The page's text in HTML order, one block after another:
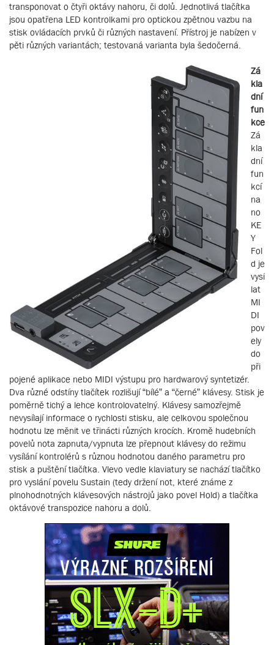
transponovat o čtyři oktávy nahoru, či dolů. Jednotlivá tlačítka
jsou opatřena LED kontrolkami pro optickou zpětnou vazbu na
stisk ovládacích prvků či různých nastavení. Přístroj je nabízen v
pěti různých variantách; testovaná varianta byla šedočerná.
Zá
kla
dní
fun
kce
Zá
kla
dní
fun
kcí
na
no
KE
Y
Fol
d je
vysí
lat
MI
DI
pov
ely
do
při
pojené aplikace nebo MIDI výstupu pro hardwarový syntetizér.
Dva různé odstíny tlačítek rozlišují “bílé” a “černé” klávesy. Stisk je
poměrně tichý a lehce kontrolovatelný. Klávesy samozřejmě
nevysílají informace o rychlosti stisku, ale celkovou společnou
hodnotu lze měnit ve třinácti různých krocích. Kromě hudebních
povelů nota zapnuta/vypnuta lze přepnout klávesy do režimu
vysílání kontrolérů s různou hodnotou daného parametru pro
stisk a puštění tlačítka. Vlevo vedle klaviatury se nachází tlačítko
pro vyslání povelu Sustain (tedy držení not, které známe z
plnohodnotných klávesových nástrojů jako povel Hold) a tlačítka
oktávové transpozice nahoru a dolů.